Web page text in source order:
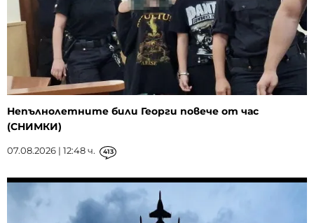
Непълнолетните били Георги повече от час
(СНИМКИ)
07.08.2026 | 12:48 ч. 413